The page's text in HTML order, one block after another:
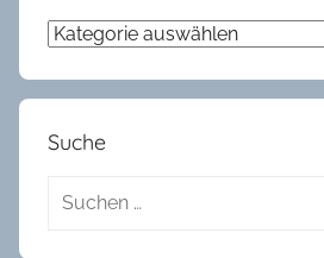
Kategorien
Suche
Suchen